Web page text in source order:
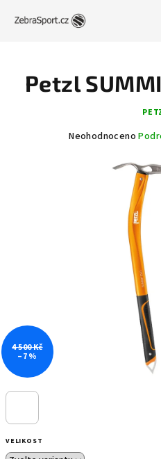
VELIKOST
Petzl
Průměrné
Neohodnoceno
4 500 Kč
–7 %